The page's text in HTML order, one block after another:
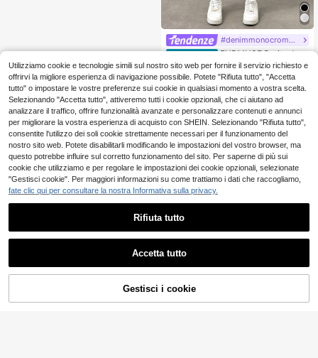
#denimmonocromatico
Magazzino EU EURMUSE Petite Jea
ns bianchi in cotone 100% a vita alt
a, modello mom fit, taglia petite
14.04€
4-7 giorni lavorativi
COMPRA ORA
Utilizziamo cookie e tecnologie simili sul nostro sito web per fornire il servizio richiesto e
offrirvi la migliore esperienza di navigazione possibile. Potete "Rifiuta tutto", "Accetta
tutto" o impostare le vostre preferenze sui cookie in qualsiasi momento a vostra scelta.
Selezionando "Accetta tutto", attiveremo tutti i cookie opzionali, che ci aiutano ad
analizzare il traffico, offrire funzionalità avanzate e personalizzare contenuti e annunci
per migliorare la vostra esperienza di acquisto con SHEIN. Selezionando "Rifiuta tutto",
consentite l'utilizzo dei soli cookie strettamente necessari per il funzionamento del
nostro sito web. Potete disabilitarli modificando le impostazioni del vostro browser, ma
questo potrebbe influire sul corretto funzionamento del sito. Per saperne di più sui
cookie che utilizziamo e per regolare le impostazioni dei cookie opzionali, selezionate
"Gestisci cookie". Per maggiori informazioni su come trattiamo i dati che raccogliamo,
fate clic qui per consultare la nostra Informativa sulla privacy.
Rifiuta tutto
Accetta tutto
Gestisci i cookie